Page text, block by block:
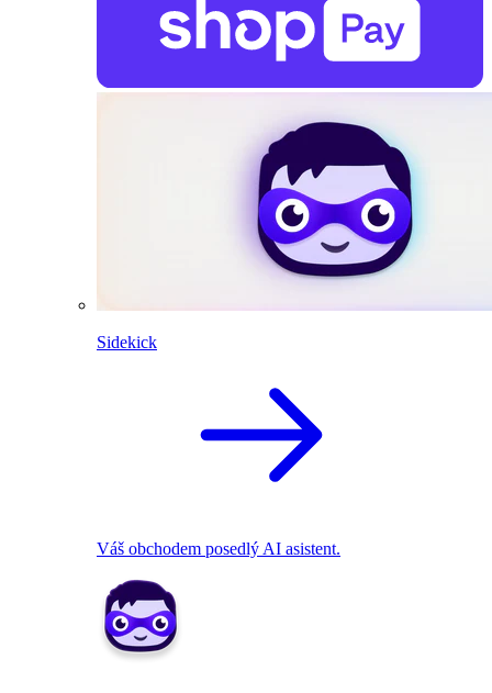
Sidekick
Váš obchodem posedlý AI asistent.